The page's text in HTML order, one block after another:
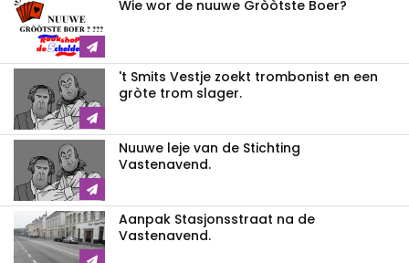
Wie wor de nuuwe Gròòtste Boer?
't Smits Vestje zoekt trombonist en een
gròte trom slager.
Nuuwe leje van de Stichting
Vastenavend.
Aanpak Stasjonsstraat na de
Vastenavend.